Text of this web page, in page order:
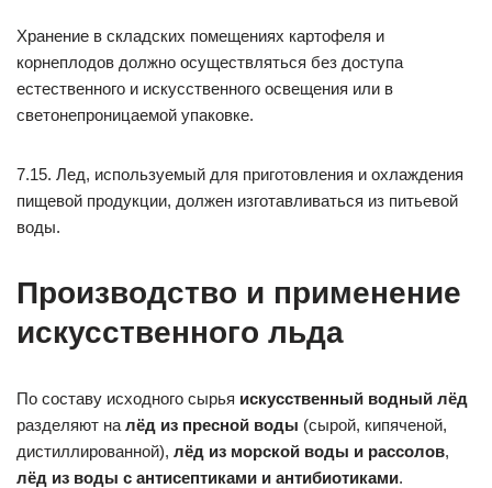
Хранение в складских помещениях картофеля и
корнеплодов должно осуществляться без доступа
естественного и искусственного освещения или в
светонепроницаемой упаковке.
7.15. Лед, используемый для приготовления и охлаждения
пищевой продукции, должен изготавливаться из питьевой
воды.
Производство и применение
искусственного льда
По составу исходного сырья искусственный водный лёд
разделяют на лёд из пресной воды (сырой, кипяченой,
дистиллированной), лёд из морской воды и рассолов,
лёд из воды с антисептиками и антибиотиками.